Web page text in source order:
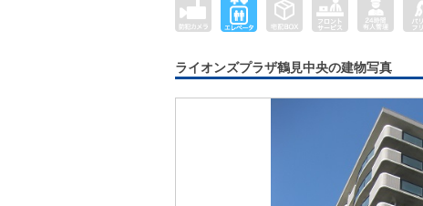
ライオンズプラザ鶴見中央の建物写真